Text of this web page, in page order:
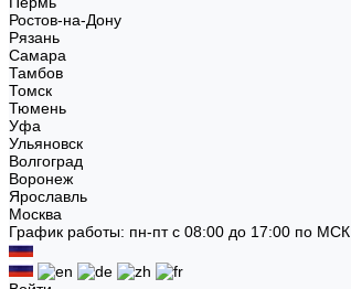
Ростов-на-Дону
Рязань
Самара
Тамбов
Томск
Тюмень
Уфа
Ульяновск
Волгоград
Воронеж
Ярославль
Москва
График работы: пн-пт с 08:00 до 17:00 по МСК